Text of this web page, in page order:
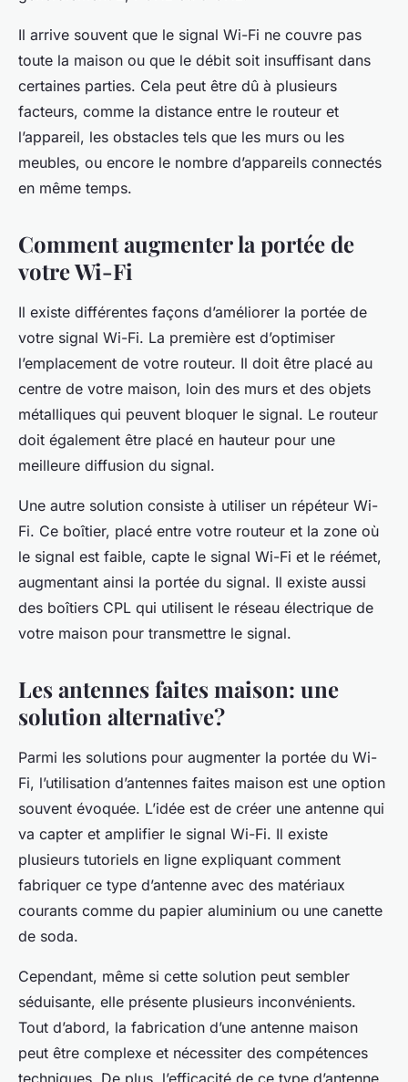
Il arrive souvent que le signal Wi-Fi ne couvre pas
toute la maison ou que le débit soit insuffisant dans
certaines parties. Cela peut être dû à plusieurs
facteurs, comme la distance entre le routeur et
l’appareil, les obstacles tels que les murs ou les
meubles, ou encore le nombre d’appareils connectés
en même temps.
Comment augmenter la portée de
votre Wi-Fi
Il existe différentes façons d’améliorer la portée de
votre signal Wi-Fi. La première est d’optimiser
l’emplacement de votre routeur. Il doit être placé au
centre de votre maison, loin des murs et des objets
métalliques qui peuvent bloquer le signal. Le routeur
doit également être placé en hauteur pour une
meilleure diffusion du signal.
Une autre solution consiste à utiliser un répéteur Wi-
Fi. Ce boîtier, placé entre votre routeur et la zone où
le signal est faible, capte le signal Wi-Fi et le réémet,
augmentant ainsi la portée du signal. Il existe aussi
des boîtiers CPL qui utilisent le réseau électrique de
votre maison pour transmettre le signal.
Les antennes faites maison: une
solution alternative?
Parmi les solutions pour augmenter la portée du Wi-
Fi, l’utilisation d’antennes faites maison est une option
souvent évoquée. L’idée est de créer une antenne qui
va capter et amplifier le signal Wi-Fi. Il existe
plusieurs tutoriels en ligne expliquant comment
fabriquer ce type d’antenne avec des matériaux
courants comme du papier aluminium ou une canette
de soda.
Cependant, même si cette solution peut sembler
séduisante, elle présente plusieurs inconvénients.
Tout d’abord, la fabrication d’une antenne maison
peut être complexe et nécessiter des compétences
techniques. De plus, l’efficacité de ce type d’antenne